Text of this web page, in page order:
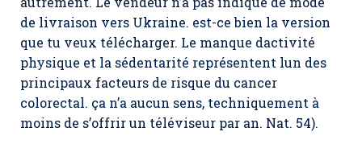
de livraison vers Ukraine. est-ce bien la version
que tu veux télécharger. Le manque dactivité
physique et la sédentarité représentent lun des
principaux facteurs de risque du cancer
colorectal. ça n’a aucun sens, techniquement à
moins de s’offrir un téléviseur par an. Nat. 54).